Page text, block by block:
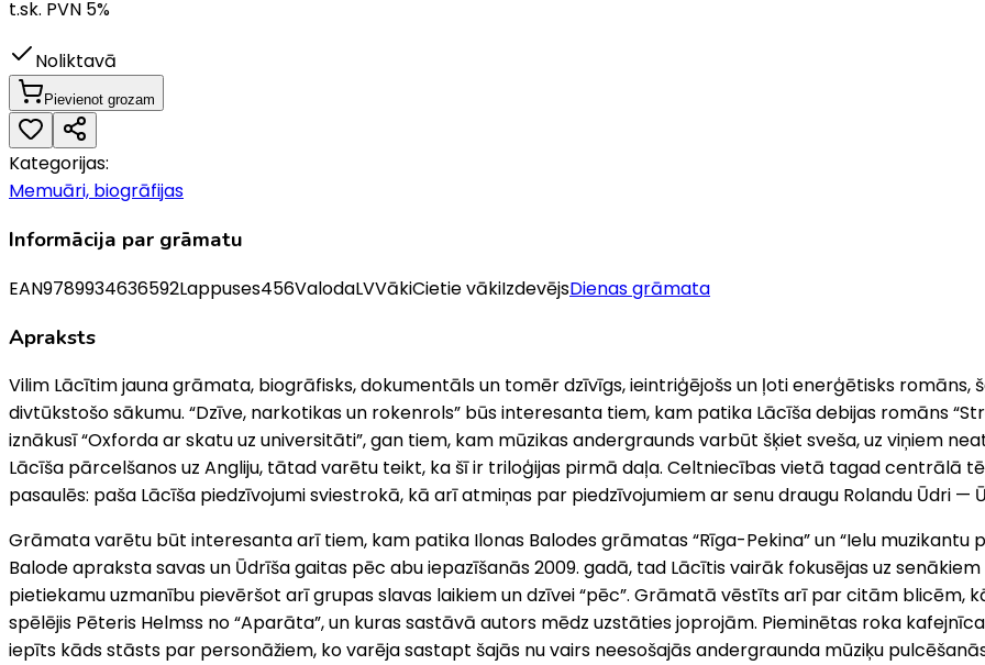
t.sk. PVN 5%
Noliktavā
Pievienot grozam
Kategorijas:
Memuāri, biogrāfijas
Informācija par grāmatu
EAN9789934636592Lappuses456ValodaLVVākiCietie vākiIzdevējsDienas grāmata
Apraksts
Vilim Lācītim jauna grāmata, biogrāfisks, dokumentāls un tomēr dzīvīgs, ieintriģējošs un ļoti enerģētisks
divtūkstošo sākumu. “Dzīve, narkotikas un rokenrols” būs interesanta tiem, kam patika Lācīša debijas romāns
iznākusī “Oxforda ar skatu uz universitāti”, gan tiem, kam mūzikas andergraunds varbūt šķiet sveša, uz viņiem
Lācīša pārcelšanos uz Angliju, tātad varētu teikt, ka šī ir triloģijas pirmā daļa. Celtniecības vietā tagad centrālā
pasaulēs: paša Lācīša piedzīvojumi sviestrokā, kā arī atmiņas par piedzīvojumiem ar senu draugu Rolandu Ūdri —
Grāmata varētu būt interesanta arī tiem, kam patika Ilonas Balodes grāmatas “Rīga-Pekina” un “Ielu muzikantu
Balode apraksta savas un Ūdrīša gaitas pēc abu iepazīšanās 2009. gadā, tad Lācītis vairāk fokusējas uz
pietiekamu uzmanību pievēršot arī grupas slavas laikiem un dzīvei “pēc”. Grāmatā vēstīts arī par citām blicēm,
spēlējis Pēteris Helmss no “Aparāta”, un kuras sastāvā autors mēdz uzstāties joprojām. Pieminētas roka
iepīts kāds stāsts par personāžiem, ko varēja sastapt šajās nu vairs neesošajās andergraunda mūziķu